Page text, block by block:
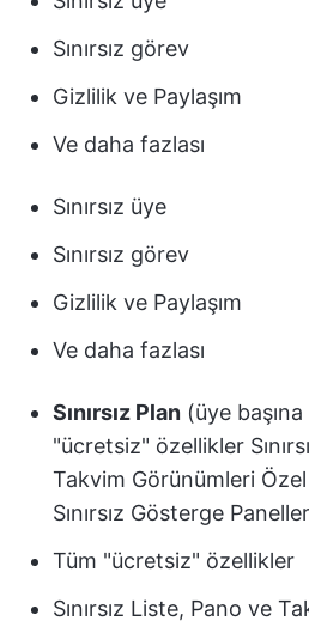
Sınırsız görev
Gizlilik ve Paylaşım
Ve daha fazlası
Sınırsız üye
Sınırsız görev
Gizlilik ve Paylaşım
Ve daha fazlası
Sınırsız Plan (üye
"ücretsiz" özellikler
Takvim Görünümleri
Sınırsız Gösterge
Tüm "ücretsiz" özellikler
Sınırsız Liste, Pano ve